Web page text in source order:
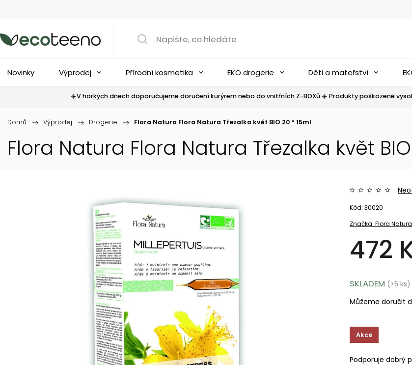
Novinky Výprodej Přírodní kosmetika EKO drogerie Děti a mateřství
☀️V horkých dnech doporučujeme doručení kurýrem nebo do vnitřních Z-BOXů.☀️ Produkty poškozené
Domů / Výprodej / Drogerie / Flora Natura Flora Natura Třezalka květ BIO 20 * 15ml
Flora Natura Flora Natura Třezalka květ
Značka:Flora Natura
472
Kód: 30020
Akce
Podporuje dobrý
SKLADEM (>5 ks)
Můžeme doručit